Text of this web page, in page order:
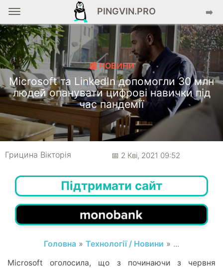
PINGVIN.PRO ➡️
📰 НОВИНИ
Microsoft та LinkedIn допомогли 30 млн
людей опанувати цифрові навички під
час пандемії
Грицина Вікторія 📅 2 Кві, 2021 09:52
Підтримати сайт
Головна » Технології / Новини » ...
Microsoft оголосила, що з починаючи з червня